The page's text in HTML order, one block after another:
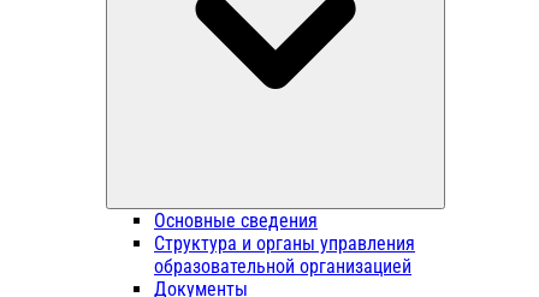
Основные сведения
Структура и органы управления
образовательной организацией
Документы